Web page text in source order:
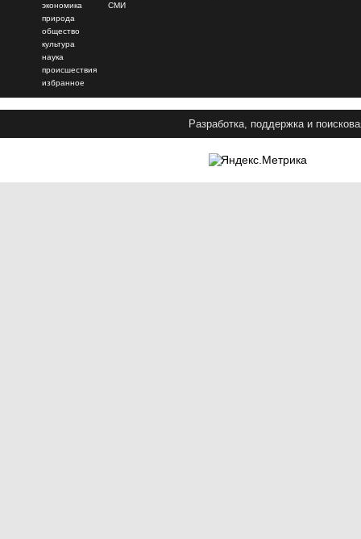
экономика
природа
общество
культура
наука
происшествия
избранное
СМИ
Разработка, поддержка и